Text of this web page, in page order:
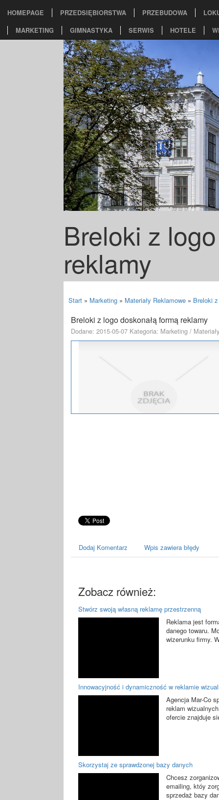
HOMEPAGE PRZEDSIĘBIORSTWA PRZEBUDOWA
MARKETING
GIMNASTYKA SERWIS HOTELE
Breloki z
reklamy
Start » Marketing » Materiały Reklamowe » Breloki
Breloki z logo doskonałą formą reklamy
Dodane: 2015-05-07 Kategoria: Marketing /
Dodaj Komentarz Wpis zawiera błędy
Zobacz również:
Stwórz swoją własną reklamę przestrzenną
Reklama jest
danego towaru.
wizerunku firmy.
Innowacyjność i dynamiczność w reklamie
Agencja Mar-Co
reklam
ofercie znajduje
Skorzystaj ze sprawdzonej bazy danych
Chcesz
emailing, któy
sprzedaż bazy